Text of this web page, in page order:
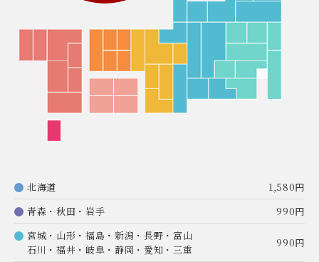
北海道
1,580円
青森・秋田・岩手
990円
宮城・山形・福島・新潟・長野・富山
石川・福井・岐阜・静岡・愛知・三重
990円